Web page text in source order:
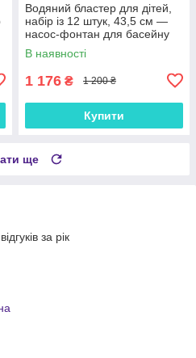
Водяний бластер для дітей,
набір із 12 штук, 43,5 см —
насос-фонтан для басейну
та пляжу, хіт TikTok
В наявності
1 176 ₴ 1 200 ₴
Купити
ще
за рік